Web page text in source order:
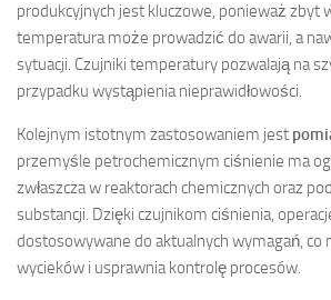
produkcyjnych jest kluczowe, ponieważ zbyt
temperatura może prowadzić do awarii, a
sytuacji. Czujniki temperatury pozwalają na
przypadku wystąpienia nieprawidłowości.
Kolejnym istotnym zastosowaniem jest
przemyśle petrochemicznym ciśnienie ma
zwłaszcza w reaktorach chemicznych oraz
substancji. Dzięki czujnikom ciśnienia,
dostosowywane do aktualnych wymagań, co
wycieków i usprawnia kontrolę procesów.